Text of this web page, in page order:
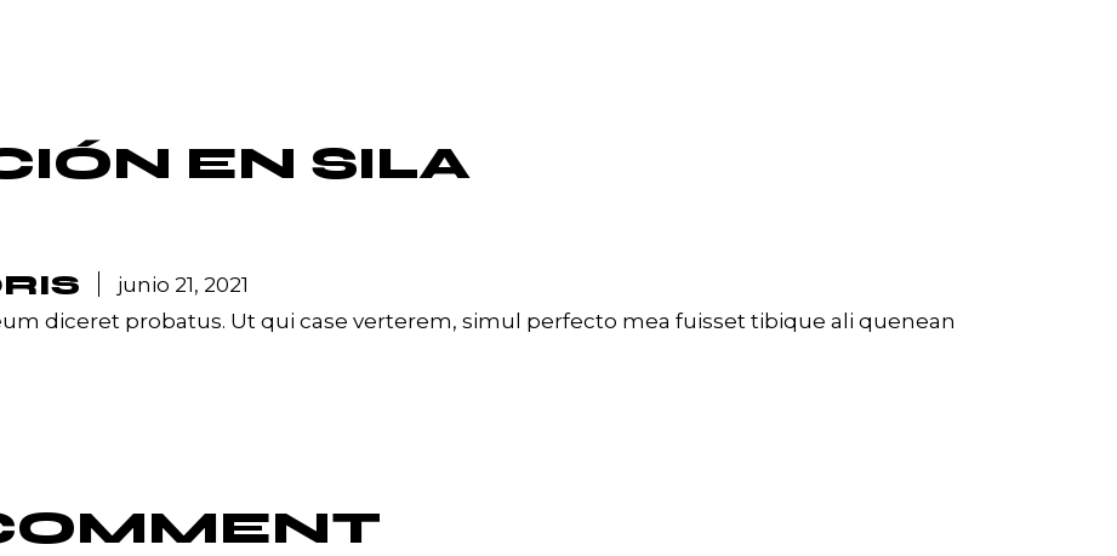
EN SILA
junio 21, 2021
diceret probatus. Ut qui case verterem, simul perfecto mea fuisset tibique ali quenean